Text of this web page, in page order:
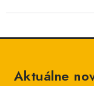
Aktuálne